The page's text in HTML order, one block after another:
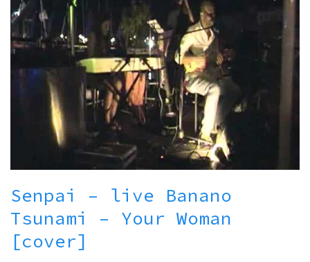
Senpai – live Banano
Tsunami – Your Woman
[cover]